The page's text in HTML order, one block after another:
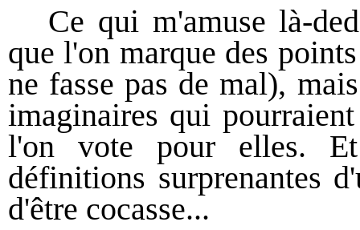
Ce qui m'amuse là-
que l'on marque des
ne fasse pas de mal),
imaginaires qui
l'on vote pour elles.
définitions surprenantes
d'être cocasse...